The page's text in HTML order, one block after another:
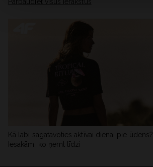
Kā labi sagatavoties aktīvai dienai pie ūdens?
Iesakām, ko ņemt līdzi